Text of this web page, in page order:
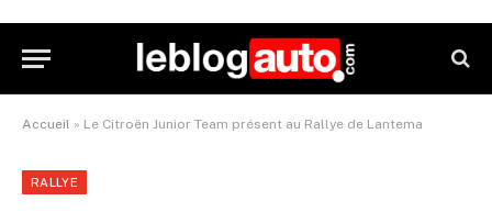
Accueil » Le Citroën Junior Team présent au Rallye de Lantema
RALLYE